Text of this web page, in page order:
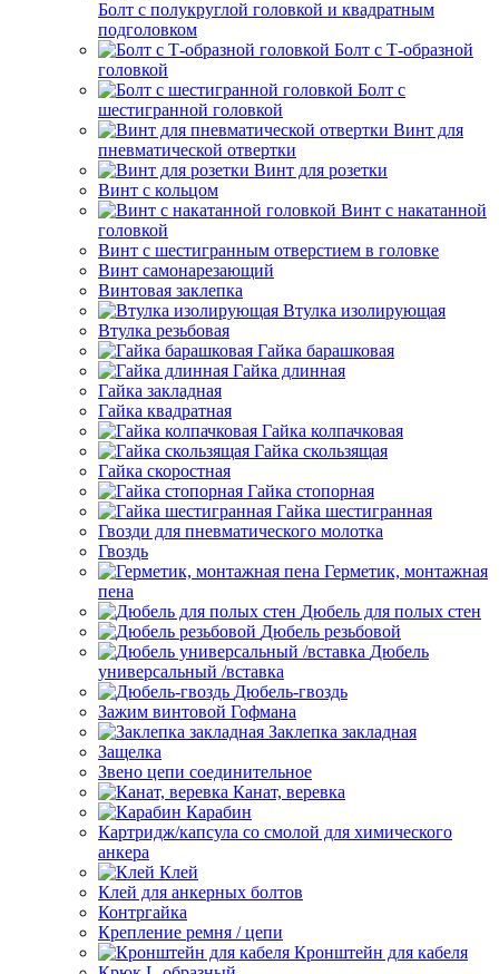
Болт с полукруглой головкой и квадратным
подголовком
Болт с Т-образной
головкой
Болт с
шестигранной головкой
Винт для
пневматической отвертки
Винт для розетки
Винт с кольцом
Винт с накатанной
головкой
Винт с шестигранным отверстием в головке
Винт самонарезающий
Винтовая заклепка
Втулка изолирующая
Втулка резьбовая
Гайка барашковая
Гайка длинная
Гайка закладная
Гайка квадратная
Гайка колпачковая
Гайка скользящая
Гайка скоростная
Гайка стопорная
Гайка шестигранная
Гвозди для пневматического молотка
Гвоздь
Герметик, монтажная
пена
Дюбель для полых стен
Дюбель резьбовой
Дюбель
универсальный /вставка
Дюбель-гвоздь
Зажим винтовой Гофмана
Заклепка закладная
Защелка
Звено цепи соединительное
Канат, веревка
Карабин
Картридж/капсула со смолой для химического
анкера
Клей
Клей для анкерных болтов
Контргайка
Крепление ремня / цепи
Кронштейн для кабеля